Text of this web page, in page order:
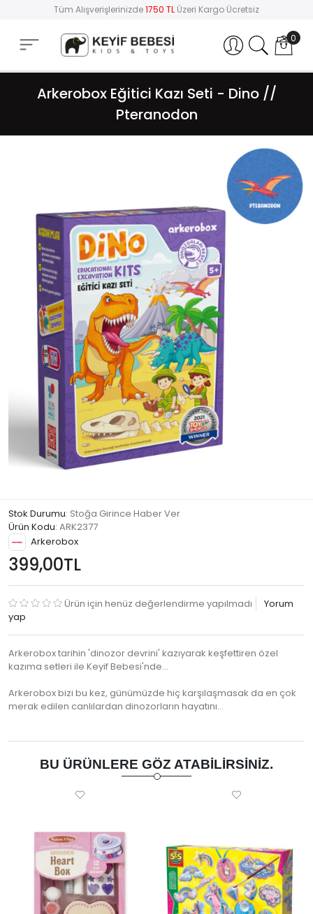
Tüm Alışverişlerinizde1750 TL Üzeri Kargo Ücretsiz
Hesabım 0
Arkerobox Eğitici Kazı Seti - Dino //
Pteranodon
Stok Durumu: Stoğa Girince Haber Ver
Ürün Kodu: ARK2377
Arkerobox
399,00TL
Ürün için henüz değerlendirme yapılmadı
Yorum
yap
Arkerobox tarihin 'dinozor devrini' kazıyarak keşfettiren özel
kazıma setleri ile Keyif Bebesi'nde...
Arkerobox bizi bu kez, günümüzde hiç karşılaşmasak da en çok
merak edilen canlılardan dinozorların hayatını…
BU ÜRÜNLERE GÖZ ATABILIRSINIZ.